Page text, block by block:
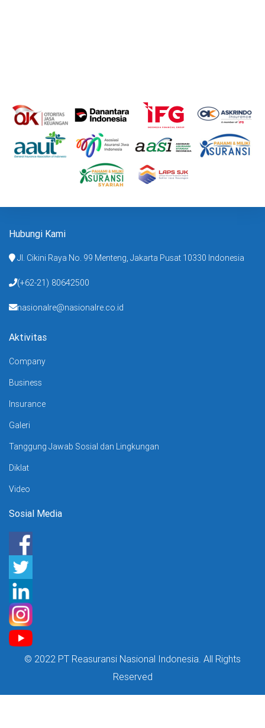
Hubungi Kami
Jl. Cikini Raya No. 99 Menteng, Jakarta Pusat 10330 Indonesia
(+62-21) 80642500
nasionalre@nasionalre.co.id
Aktivitas
Company
Business
Insurance
Galeri
Tanggung Jawab Sosial dan Lingkungan
Diklat
Video
Sosial Media
© 2022 PT Reasuransi Nasional Indonesia. All Rights
Reserved